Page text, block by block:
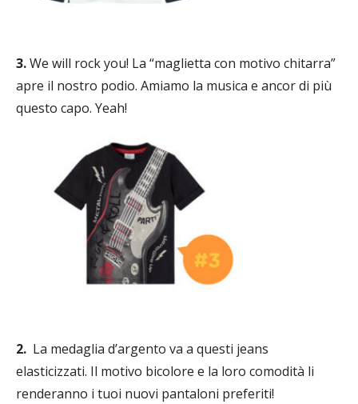
3.We will rock you! La “maglietta con motivo chitarra”
apre il nostro podio. Amiamo la musica e ancor di più
questo capo. Yeah!
2. La medaglia d’argento va a questi jeans
elasticizzati. Il motivo bicolore e la loro comodità li
renderanno i tuoi nuovi pantaloni preferiti!